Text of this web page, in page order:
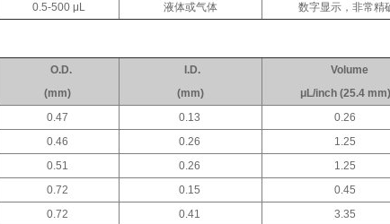
0.5-500 μL 液体或气体 数字显示，非常精
O.D.
(mm)
I.D.
(mm)
Volume
μL/inch (25.4 mm)
0.47 0.13
0.26
0.46 0.26
1.25
0.51 0.26
1.25
0.72 0.15
0.45
0.72 0.41 3.35